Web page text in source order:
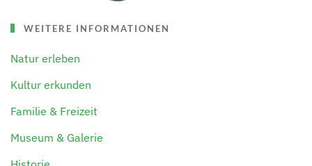
WEITERE INFORMATIONEN
Natur erleben
Kultur erkunden
Familie & Freizeit
Museum & Galerie